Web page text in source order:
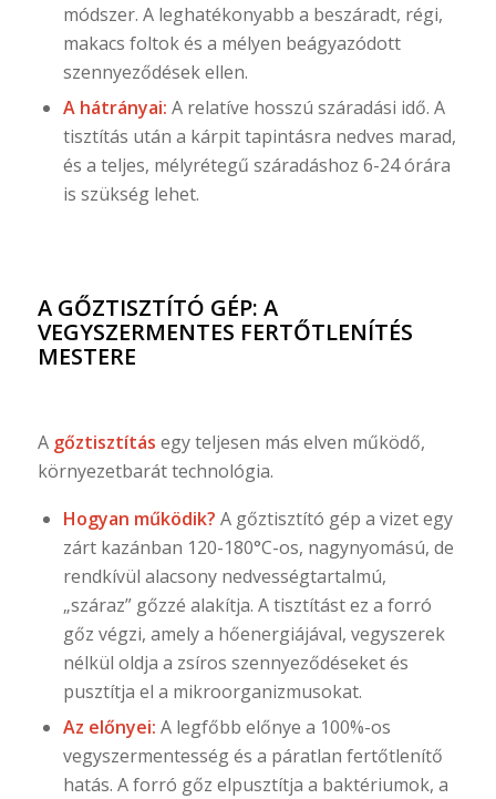
módszer. A leghatékonyabb a beszáradt, régi,
makacs foltok és a mélyen beágyazódott
szennyeződések ellen.
A hátrányai: A relatíve hosszú száradási idő. A
tisztítás után a kárpit tapintásra nedves marad,
és a teljes, mélyrétegű száradáshoz 6-24 órára
is szükség lehet.
A GŐZTISZTÍTÓ GÉP: A
VEGYSZERMENTES FERTŐTLENÍTÉS
MESTERE
A gőztisztítás egy teljesen más elven működő,
környezetbarát technológia.
Hogyan működik? A gőztisztító gép a vizet egy
zárt kazánban 120-180°C-os, nagynyomású, de
rendkívül alacsony nedvességtartalmú,
„száraz” gőzzé alakítja. A tisztítást ez a forró
gőz végzi, amely a hőenergiájával, vegyszerek
nélkül oldja a zsíros szennyeződéseket és
pusztítja el a mikroorganizmusokat.
Az előnyei: A legfőbb előnye a 100%-os
vegyszermentesség és a páratlan fertőtlenítő
hatás. A forró gőz elpusztítja a baktériumok, a